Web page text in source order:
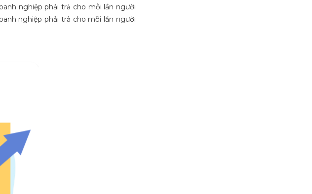
nghiệp phải trả cho mỗi lần người
nghiệp phải trả cho mỗi lần người